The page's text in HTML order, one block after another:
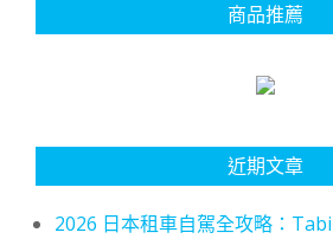
商品推薦
近期文章
2026 日本租車自駕全攻略：